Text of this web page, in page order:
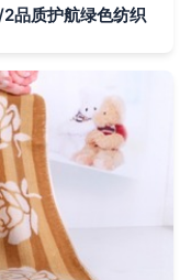
品质护航绿色纺织